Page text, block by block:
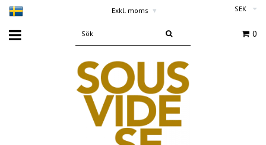
Exkl. moms ▾ SEK
0